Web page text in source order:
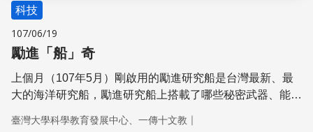
科技
107/06/19
勵進「船」奇
上個月（107年5月）剛啟用的勵進研究船是台灣最新、最
大的海洋研究船，勵進研究船上搭載了哪些秘密武器、能如
臺灣大學科學教育發展中心、一傳十文教 ｜